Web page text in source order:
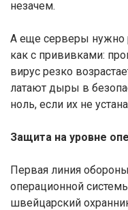
незачем.
А еще серверы нужно
как с прививками:
вирус резко
латают дыры в
ноль, если их не
Защита на уровне
Первая линия
операционной
швейцарский